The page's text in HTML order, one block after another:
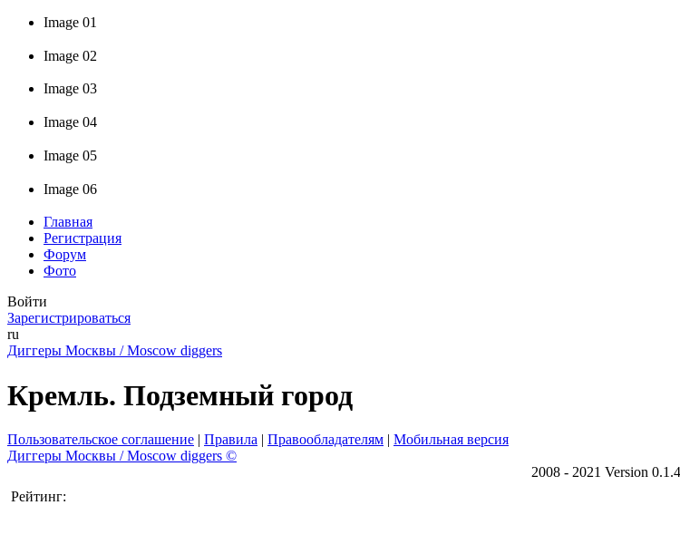
Image 01
Image 02
Image 03
Image 04
Image 05
Image 06
Главная
Регистрация
Форум
Фото
Войти
Зарегистрироваться
ru
Диггеры Москвы / Moscow diggers
Кремль. Подземный город
Пользовательское соглашение | Правила | Правообладателям | Мобильная версия
Диггеры Москвы / Moscow diggers ©
2008 - 2021 Version
Рейтинг: